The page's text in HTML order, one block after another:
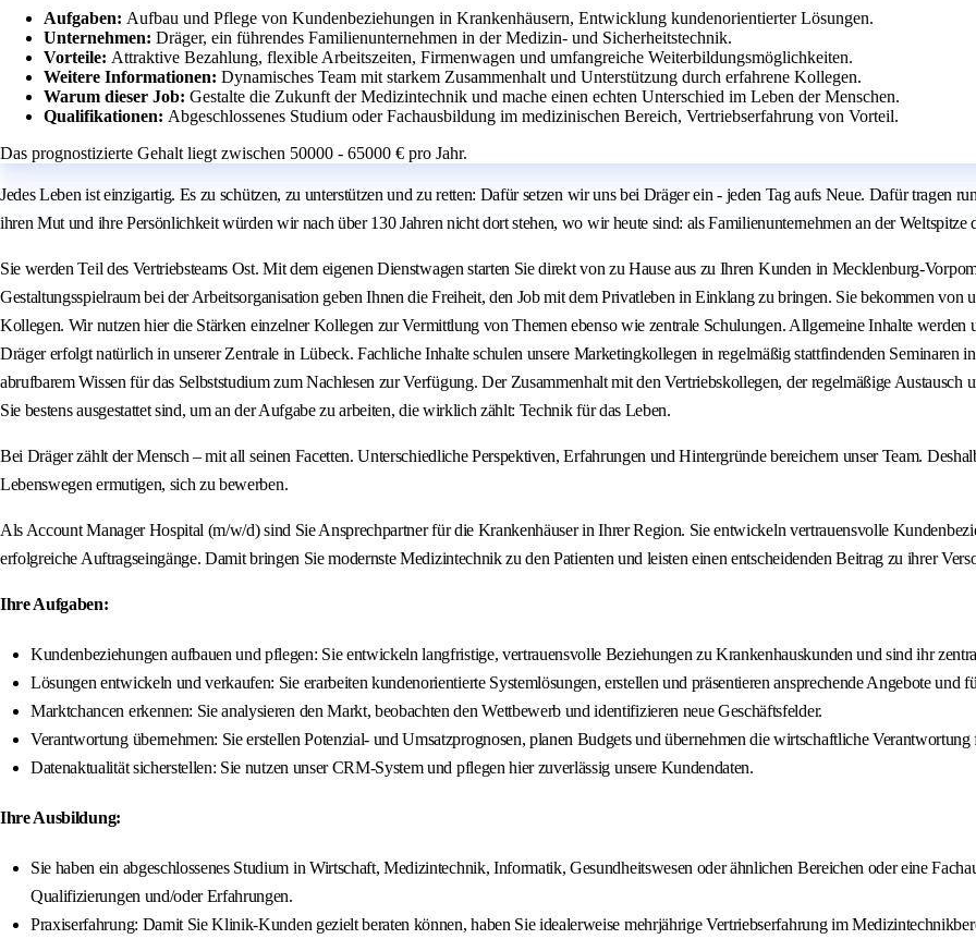
Aufgaben: Aufbau und Pflege von Kundenbeziehungen in Krankenhäusern, Entwicklung kundenorientierter Lösungen.
Unternehmen: Dräger, ein führendes Familienunternehmen in der Medizin- und Sicherheitstechnik.
Vorteile: Attraktive Bezahlung, flexible Arbeitszeiten, Firmenwagen und umfangreiche Weiterbildungsmöglichkeiten.
Weitere Informationen: Dynamisches Team mit starkem Zusammenhalt und Unterstützung durch erfahrene Kollegen.
Warum dieser Job: Gestalte die Zukunft der Medizintechnik und mache einen echten Unterschied im Leben der Menschen.
Qualifikationen: Abgeschlossenes Studium oder Fachausbildung im medizinischen Bereich, Vertriebserfahrung von Vorteil.
Das prognostizierte Gehalt liegt zwischen 50000 - 65000 € pro Jahr.
Jedes Leben ist einzigartig. Es zu schützen, zu unterstützen und zu retten: Dafür setzen wir uns bei Dräger ein - jeden Tag aufs Neue. Dafür tragen
ihren Mut und ihre Persönlichkeit würden wir nach über 130 Jahren nicht dort stehen, wo wir heute sind: als Familienunternehmen an der
Sie werden Teil des Vertriebsteams Ost. Mit dem eigenen Dienstwagen starten Sie direkt von zu Hause aus zu Ihren Kunden in Mecklenburg-
Gestaltungsspielraum bei der Arbeitsorganisation geben Ihnen die Freiheit, den Job mit dem Privatleben in Einklang zu bringen. Sie bekommen von
Kollegen. Wir nutzen hier die Stärken einzelner Kollegen zur Vermittlung von Themen ebenso wie zentrale Schulungen. Allgemeine Inhalte werden
Dräger erfolgt natürlich in unserer Zentrale in Lübeck. Fachliche Inhalte schulen unsere Marketingkollegen in regelmäßig stattfindenden Seminaren
abrufbarem Wissen für das Selbststudium zum Nachlesen zur Verfügung. Der Zusammenhalt mit den Vertriebskollegen, der regelmäßige Austausch
Sie bestens ausgestattet sind, um an der Aufgabe zu arbeiten, die wirklich zählt: Technik für das Leben.
Bei Dräger zählt der Mensch – mit all seinen Facetten. Unterschiedliche Perspektiven, Erfahrungen und Hintergründe bereichern unser Team.
Lebenswegen ermutigen, sich zu bewerben.
Als Account Manager Hospital (m/w/d) sind Sie Ansprechpartner für die Krankenhäuser in Ihrer Region. Sie entwickeln vertrauensvolle
erfolgreiche Auftragseingänge. Damit bringen Sie modernste Medizintechnik zu den Patienten und leisten einen entscheidenden Beitrag zu ihrer
Ihre Aufgaben:
Kundenbeziehungen aufbauen und pflegen: Sie entwickeln langfristige, vertrauensvolle Beziehungen zu Krankenhauskunden und sind ihr
Lösungen entwickeln und verkaufen: Sie erarbeiten kundenorientierte Systemlösungen, erstellen und präsentieren ansprechende Angebote und
Marktchancen erkennen: Sie analysieren den Markt, beobachten den Wettbewerb und identifizieren neue Geschäftsfelder.
Verantwortung übernehmen: Sie erstellen Potenzial- und Umsatzprognosen, planen Budgets und übernehmen die wirtschaftliche
Datenaktualität sicherstellen: Sie nutzen unser CRM-System und pflegen hier zuverlässig unsere Kundendaten.
Ihre Ausbildung:
Sie haben ein abgeschlossenes Studium in Wirtschaft, Medizintechnik, Informatik, Gesundheitswesen oder ähnlichen Bereichen oder eine
Qualifizierungen und/oder Erfahrungen.
Praxiserfahrung: Damit Sie Klinik-Kunden gezielt beraten können, haben Sie idealerweise mehrjährige Vertriebserfahrung im